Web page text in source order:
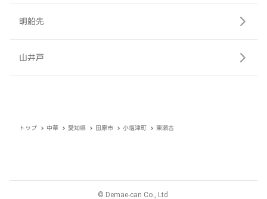
明船先
山井戸
トップ 中華 愛知県 田原市 小塩津町 東瀬古
© Demae-can Co., Ltd.